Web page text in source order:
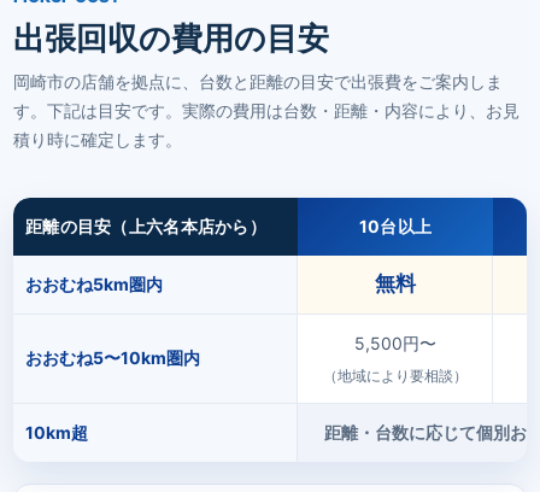
出張回収の費用の目安
岡崎市の店舗を拠点に、台数と距離の目安で出張費をご案内しま
す。下記は目安です。実際の費用は台数・距離・内容により、お見
積り時に確定します。
距離の目安（上六名本店から） 10台以上
おおむね5km圏内 無料
おおむね5〜10km圏内
5,500円〜
（地域により要相談）
10km超 距離・台数に応じて個別お